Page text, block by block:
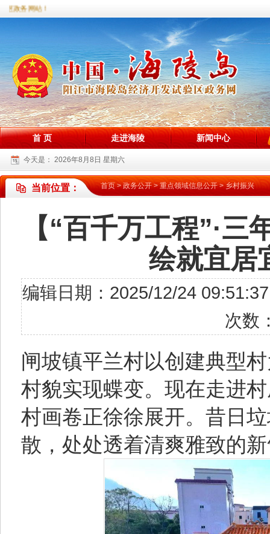
务网站！
首 页 走进海陵 新闻中心
今天是： 2026年8月8日 星期六
当前位置： 首页>政务公开>重点领域信息公开>乡村振兴
【“百千万工程”·
绘就宜居
编辑日期：2025/12/24
次数
闸坡镇平兰村以创建典型
村貌实现蝶变。现在走进
村画卷正徐徐展开。昔日
散，处处透着清爽雅致的